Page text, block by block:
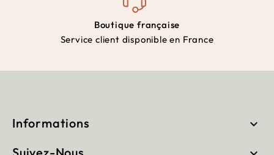
Boutique française
Service client disponible en France
Informations 